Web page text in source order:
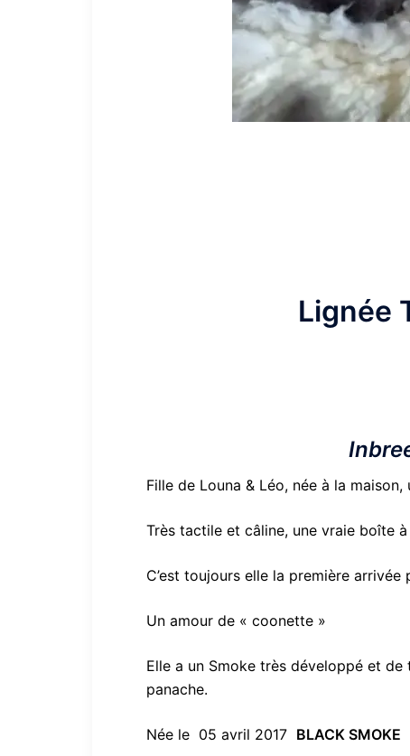
Lignée
Fille de Louna & Léo, née à la
Très tactile et câline, une vraie boîte
C’est toujours elle la première arrivée
Un amour de « coonette »
Elle a un Smoke très développé et
panache.
Née le 05 avril 2017 BLACK SMOKE